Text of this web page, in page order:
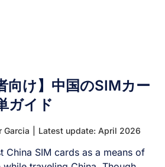
向け】中国のSIMカー
ガイド
Garcia Latest update: April 2026
China SIM cards as a means of